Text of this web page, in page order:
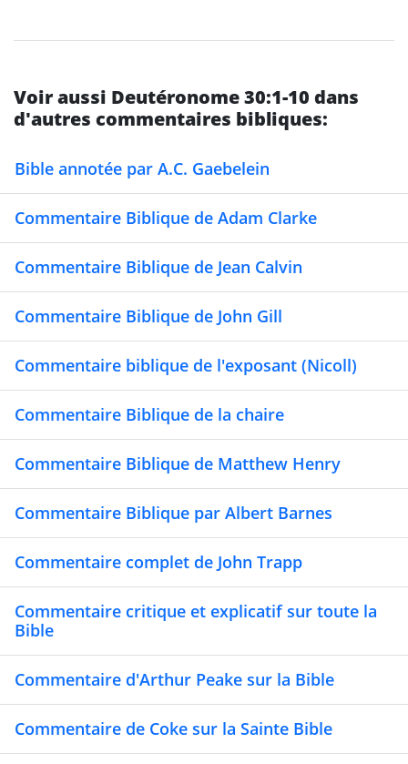
Voir aussi Deutéronome 30:1-10 dans
d'autres commentaires bibliques:
Bible annotée par A.C. Gaebelein
Commentaire Biblique de Adam Clarke
Commentaire Biblique de Jean Calvin
Commentaire Biblique de John Gill
Commentaire biblique de l'exposant (Nicoll)
Commentaire Biblique de la chaire
Commentaire Biblique de Matthew Henry
Commentaire Biblique par Albert Barnes
Commentaire complet de John Trapp
Commentaire critique et explicatif sur toute la
Bible
Commentaire d'Arthur Peake sur la Bible
Commentaire de Coke sur la Sainte Bible